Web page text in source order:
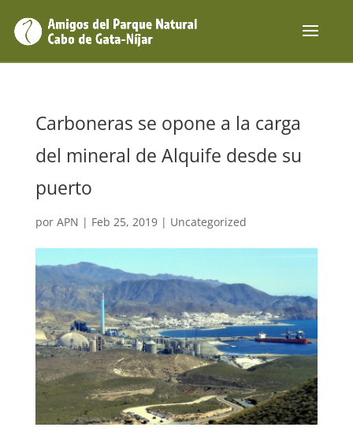
Carboneras se opone a la carga
del mineral de Alquife desde su
puerto
por APN | Feb 25, 2019| Uncategorized